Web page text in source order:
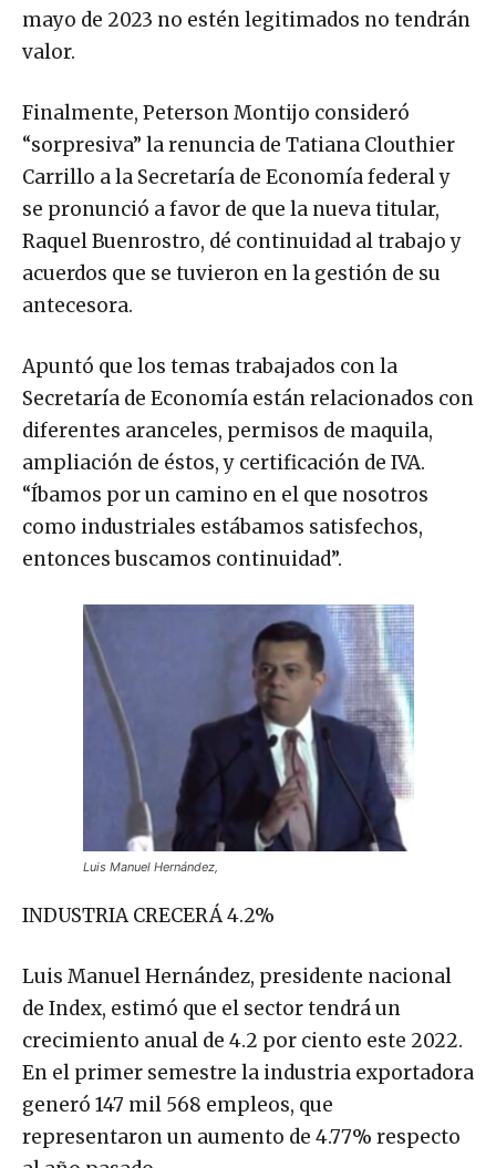
mayo de 2023 no estén legitimados no tendrán
valor.
Finalmente, Peterson Montijo consideró
“sorpresiva” la renuncia de Tatiana Clouthier
Carrillo a la Secretaría de Economía federal y
se pronunció a favor de que la nueva titular,
Raquel Buenrostro, dé continuidad al trabajo y
acuerdos que se tuvieron en la gestión de su
antecesora.
Apuntó que los temas trabajados con la
Secretaría de Economía están relacionados con
diferentes aranceles, permisos de maquila,
ampliación de éstos, y certificación de IVA.
“Íbamos por un camino en el que nosotros
como industriales estábamos satisfechos,
entonces buscamos continuidad”.
Luis Manuel Hernández,
INDUSTRIA CRECERÁ 4.2%
Luis Manuel Hernández, presidente nacional
de Index, estimó que el sector tendrá un
crecimiento anual de 4.2 por ciento este 2022.
En el primer semestre la industria exportadora
generó 147 mil 568 empleos, que
representaron un aumento de 4.77% respecto